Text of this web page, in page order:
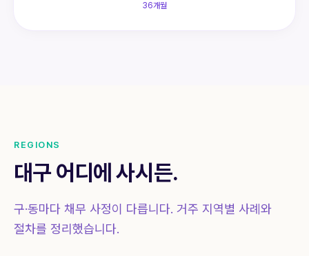
36개월
REGIONS
대구 어디에 사시든.
구·동마다 채무 사정이 다릅니다. 거주 지역별 사례와
절차를 정리했습니다.